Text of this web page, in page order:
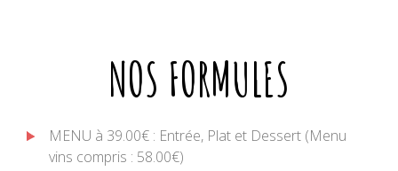
NOS FORMULES
MENU à 39.00€ : Entrée, Plat et Dessert (Menu
vins compris : 58.00€)